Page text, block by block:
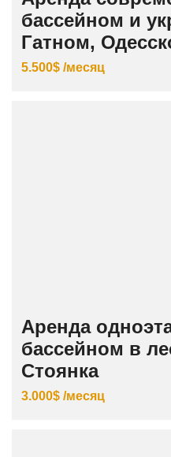
бассейном и
Гатном,
5.500$ /месяц
Аренда
бассейном в
Стоянка
3.000$ /месяц